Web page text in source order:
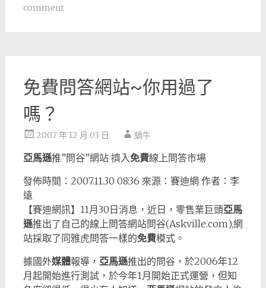
comment
免費問答網站~你用過了
嗎？
2007 年 12 月 03 日 蝸牛
亞馬遜推”問谷”網站 擠入免費線上問答市場
發佈時間：2007.11.30 08:36 來源：賽迪網 作者：李
遠
【賽迪網訊】11月30日消息，近日，零售業巨頭亞馬
遜推出了自己的線上問答網站問谷(Askville.com),網
站採取了同雅虎問答一樣的免費模式。
據國外媒體報導， 亞馬遜推出的問谷，於2006年12
月起開始進行測試，於今年1月開始正式運營，但知